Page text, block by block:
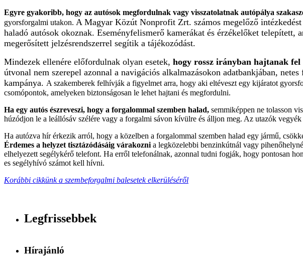
Egyre gyakoribb, hogy az autósok megfordulnak vagy visszatolatnak autópálya
gyorsforgalmi utakon. A Magyar Közút Nonprofit Zrt. számos megelőző
haladó autósok okoznak. Eseményfelismerő kamerákat és érzékelőket
megerősített jelzésrendszerrel segítik a tájékozódást.
Mindezek ellenére előfordulnak olyan esetek, hogy rossz irányban hajtanak
útvonal nem szerepel azonnal a navigációs alkalmazásokon adatbankjában,
kampánya. A szakemberek felhívják a figyelmet arra, hogy aki eltéveszt egy kijáratot
csomópontok, amelyeken biztonságosan le lehet hajtani és megfordulni.
Ha egy autós észreveszi, hogy a forgalommal szemben halad, semmiképpen ne tolasson
húzódjon le a leállósáv szélére vagy a forgalmi sávon kívülre és álljon meg. Az utazók
Ha autózva hír érkezik arról, hogy a közelben a forgalommal szemben halad egy jármű,
Érdemes a helyzet tisztázódásáig várakozni a legközelebbi benzinkútnál vagy
elhelyezett segélykérő telefont. Ha erről telefonálnak, azonnal tudni fogják, hogy pontosan
es segélyhívó számot kell hívni.
Korábbi cikkünk a szembeforgalmi balesetek elkerüléséről
Legfrissebbek
Hírajánló